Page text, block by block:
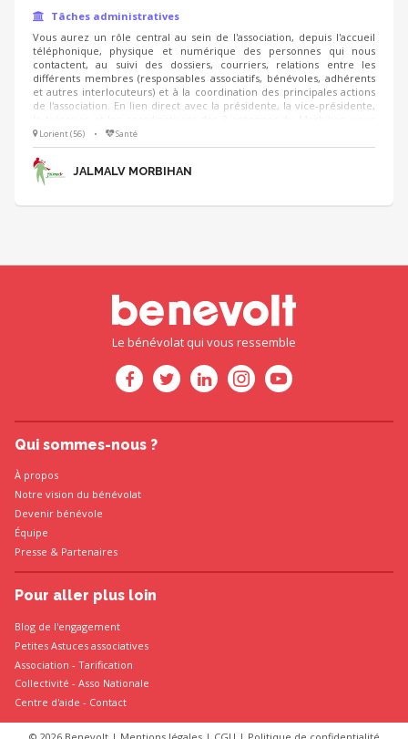
Tâches administratives
Vous aurez un rôle central au sein de l'association, depuis l'accueil
téléphonique, physique et numérique des personnes qui nous
contactent, au suivi des dossiers, courriers, relations entre les
différents membres (responsables associatifs, bénévoles, adhérents
et autres interlocuteurs) et à la coordination des principales actions
de l'association. En lien direct avec la présidente, la vice-présidente,
intégrerez une équipe dynamique et impliquée et serez invitée à
partager vos talents pour pérenniser nos actions auprès des plus
vulnérables.
Lorient (56) • Santé
JALMALV MORBIHAN
Le bénévolat qui vous ressemble
Qui sommes-nous ?
À propos
Notre vision du bénévolat
Devenir bénévole
Équipe
Presse & Partenaires
Pour aller plus loin
Blog de l'engagement
Petites Astuces associatives
Association - Tarification
Collectivité - Asso Nationale
Centre d'aide - Contact